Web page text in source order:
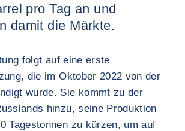
pro Tag an und
damit die Märkte.
folgt auf eine erste
die im Oktober 2022 von der
wurde. Sie kommt zu der
hinzu, seine Produktion
Tagestonnen zu kürzen, um auf